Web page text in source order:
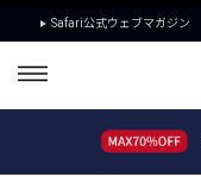
Safari公式ウェブマガジン